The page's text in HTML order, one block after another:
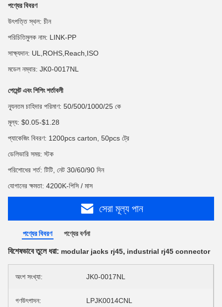
পণ্যের বিবরণ
উৎপত্তি স্থল: চীন
পরিচিতিমুলক নাম: LINK-PP
সাক্ষ্যদান: UL,ROHS,Reach,ISO
মডেল নম্বার: JK0-0017NL
পেমেন্ট এবং শিপিং শর্তাবলী
ন্যূনতম চাহিদার পরিমাণ: 50/500/1000/25 কে
মূল্য: $0.05-$1.28
প্যাকেজিং বিবরণ: 1200pcs carton, 50pcs ট্রে
ডেলিভারি সময়: স্টক
পরিশোধের শর্ত: টিটি, নেট 30/60/90 দিন
যোগানের ক্ষমতা: 4200K-পিসি / মাস
সেরা মূল্য পান
পণ্যের বিবরণ পণ্যের বর্ণনা
বিশেষভাবে তুলে ধরা: modular jacks rj45, industrial rj45 connector
অংশ সংখ্যা: JK0-0017NL
গণউৎপাদন: LPJK0014CNL